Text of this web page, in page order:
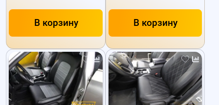
В корзину В корзину